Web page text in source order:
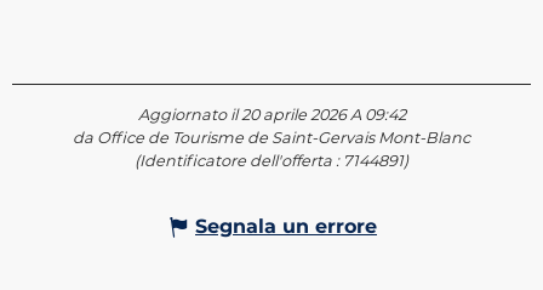
Aggiornato il 20 aprile 2026 A 09:42
da Office de Tourisme de Saint-Gervais Mont-Blanc
(Identificatore dell'offerta : 7144891)
Segnala un errore